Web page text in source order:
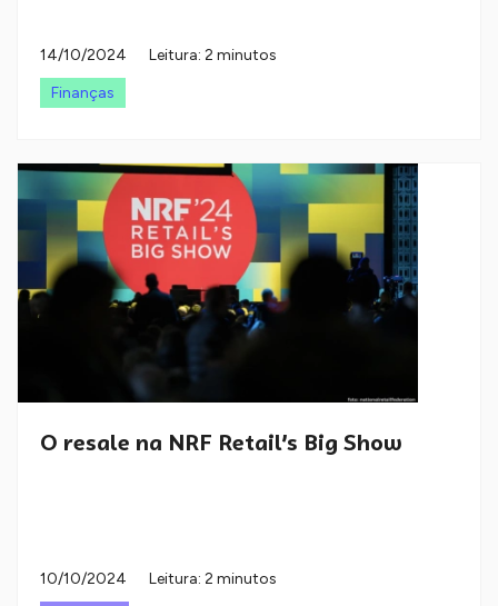
14/10/2024
Leitura: 2 minutos
Finanças
O resale na NRF Retail’s Big Show
10/10/2024
Leitura: 2 minutos